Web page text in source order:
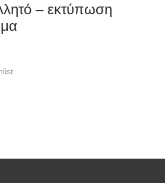
– εκτύπωση